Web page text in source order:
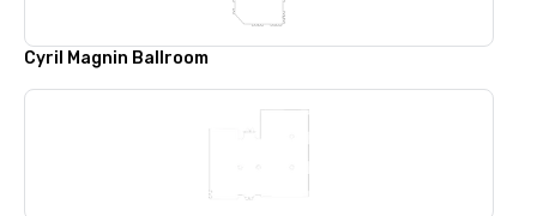
Cyril Magnin Ballroom